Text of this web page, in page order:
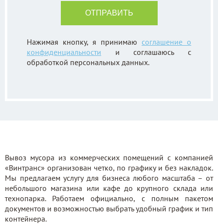
Нажимая кнопку, я принимаю соглашение о
конфиденциальности и соглашаюсь с
обработкой персональных данных.
Вывоз мусора из коммерческих помещений с компанией
«Винтранс» организован четко, по графику и без накладок.
Мы предлагаем услугу для бизнеса любого масштаба – от
небольшого магазина или кафе до крупного склада или
технопарка. Работаем официально, с полным пакетом
документов и возможностью выбрать удобный график и тип
контейнера.